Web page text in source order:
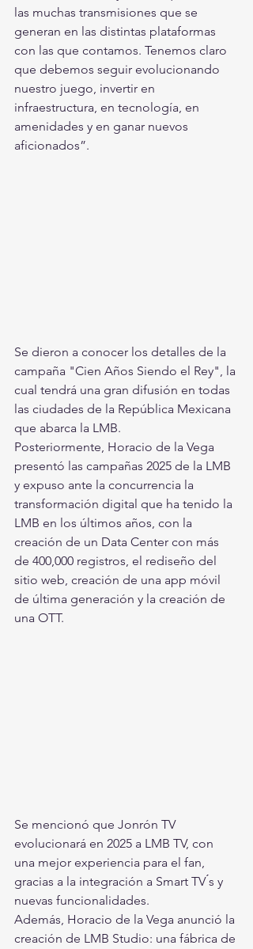
las muchas transmisiones que se
generan en las distintas plataformas
con las que contamos. Tenemos claro
que debemos seguir evolucionando
nuestro juego, invertir en
infraestructura, en tecnología, en
amenidades y en ganar nuevos
aficionados”.
Se dieron a conocer los detalles de la
campaña "Cien Años Siendo el Rey", la
cual tendrá una gran difusión en todas
las ciudades de la República Mexicana
que abarca la LMB.
Posteriormente, Horacio de la Vega
presentó las campañas 2025 de la LMB
y expuso ante la concurrencia la
transformación digital que ha tenido la
LMB en los últimos años, con la
creación de un Data Center con más
de 400,000 registros, el rediseño del
sitio web, creación de una app móvil
de última generación y la creación de
una OTT.
Se mencionó que Jonrón TV
evolucionará en 2025 a LMB TV, con
una mejor experiencia para el fan,
gracias a la integración a Smart TV ́s y
nuevas funcionalidades.
Además, Horacio de la Vega anunció la
creación de LMB Studio: una fábrica de